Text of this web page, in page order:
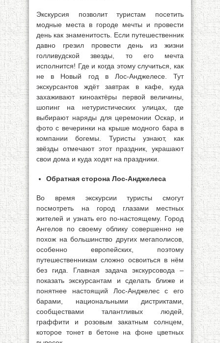
Экскурсия позволит туристам посетить
модные места в городе мечты и провести
день как знаменитость. Если путешественник
давно грезил провести день из жизни
голливудской звезды, то его мечта
исполнится! Где и когда этому случиться, как
не в Новый год в Лос-Анджелесе. Тут
экскурсантов ждёт завтрак в кафе, куда
захаживают киноактёры первой величины,
шопинг на нетуристических улицах, где
выбирают наряды для церемонии Оскар, и
фото с вечеринки на крыше модного бара в
компании богемы. Туристы узнают, как
звёзды отмечают этот праздник, украшают
свои дома и куда ходят на праздники.
Обратная сторона Лос-Анджелеса
Во время экскурсии туристы смогут
посмотреть на город глазами местных
жителей и узнать его по-настоящему. Город
Ангелов по своему облику совершенно не
похож на большинство других мегаполисов,
особенно европейских, поэтому
путешественникам сложно освоиться в нём
без гида. Главная задача экскурсовода –
показать экскурсантам и сделать ближе и
понятнее настоящий Лос-Анджелес с его
барами, национальными дистриктами,
сообществами талантливых людей,
граффити и розовым закатным солнцем,
которое тонет в бетоне на фоне цветных